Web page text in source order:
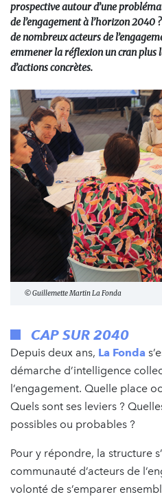
prospective autour d’une
de l’engagement à l’horizon 2040
de nombreux acteurs de
emmener la réflexion un cran plus
d’actions concrètes.
© Guillemette Martin La Fonda
CAP SUR 2040
Depuis deux ans, La Fonda
démarche d’intelligence
l’engagement. Quelle place
Quels sont ses leviers ?
possibles ou probables ?
Pour y répondre, la structure
communauté d’acteurs de
volonté de s’emparer